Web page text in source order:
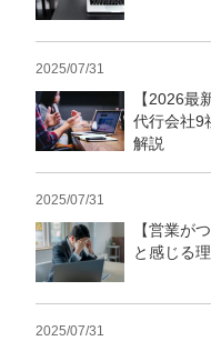
2025/07/31
【2026最
代行会社9
解説
2025/07/31
【営業が
と感じる
2025/07/31